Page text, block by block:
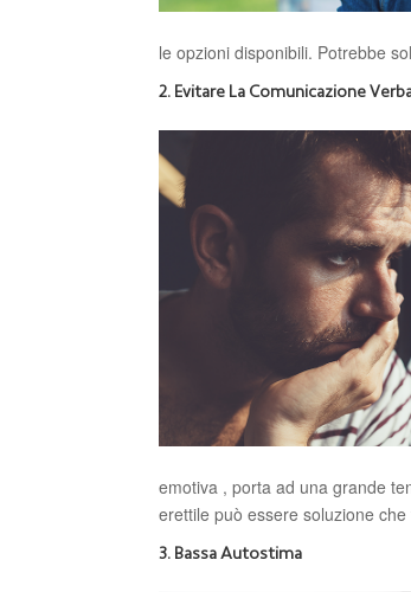
le opzioni disponibili. Potrebbe
2. Evitare La Comunicazione
emotiva , porta ad una grande
erettile può essere soluzione
3. Bassa Autostima